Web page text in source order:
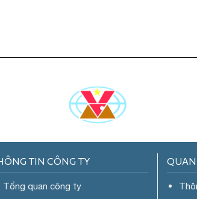
TIN CÔNG TY
Tổng quan công ty